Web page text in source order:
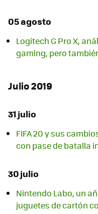
05 agosto
Logitech G Pro X,
gaming, pero
Julio 2019
31 julio
FIFA 20 y sus
con pase de batalla
30 julio
Nintendo Labo, un
juguetes de cartón